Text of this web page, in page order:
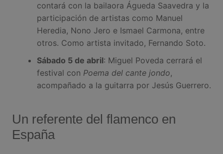
contará con la bailaora Águeda Saavedra y la
participación de artistas como Manuel
Heredia, Nono Jero e Ismael Carmona, entre
otros. Como artista invitado, Fernando Soto.
Sábado 5 de abril: Miguel Poveda cerrará el
festival con Poema del cante jondo,
acompañado a la guitarra por Jesús Guerrero.
Un referente del flamenco en
España